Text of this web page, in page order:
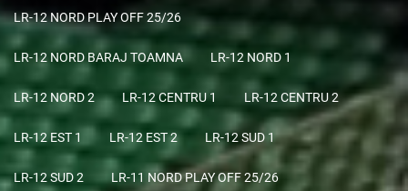
LR-12 NORD PLAY OFF 25/26
LR-12 NORD BARAJ TOAMNA LR-12 NORD 1
LR-12 NORD 2 LR-12 CENTRU 1 LR-12 CENTRU 2
LR-12 EST 1 LR-12 EST 2 LR-12 SUD 1
LR-12 SUD 2 LR-11 NORD PLAY OFF 25/26